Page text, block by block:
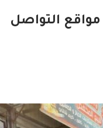
التواصل